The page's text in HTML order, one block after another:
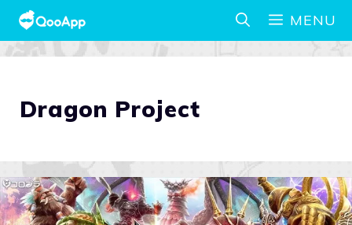
MENU
Dragon Project